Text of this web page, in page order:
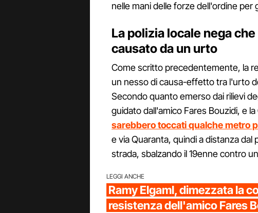
nelle mani delle forze dell'ordine
La polizia locale nega
causato da un urto
Come scritto precedentemente, la
un nesso di causa-effetto tra l'urto
Secondo quanto emerso dai rilievi
guidato dall'amico Fares Bouzidi, e
sarebbero toccati qualche metro
e via Quaranta, quindi a distanza
strada, sbalzando il 19enne contro
LEGGI ANCHE
Ramy Elgaml, dimezzata la
resistenza dell'amico Fares